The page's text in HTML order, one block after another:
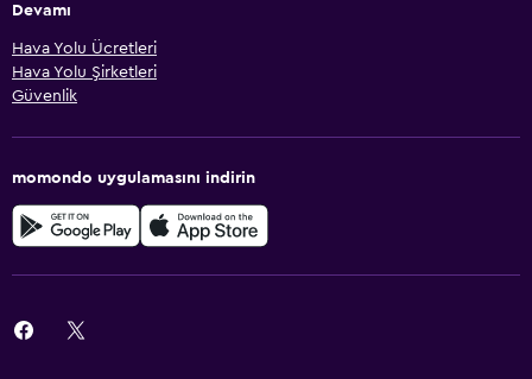
Devamı
Hava Yolu Ücretleri
Hava Yolu Şirketleri
Güvenlik
momondo uygulamasını indirin